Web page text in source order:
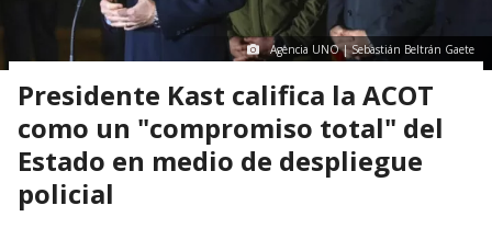
Agencia UNO | Sebastián Beltrán Gaete
Presidente Kast califica la ACOT
como un "compromiso total" del
Estado en medio de despliegue
policial